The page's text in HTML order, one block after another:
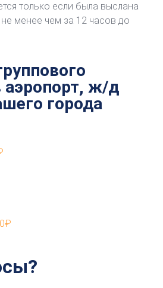
только если была выслана
менее чем за 12 часов до
аэропорт, ж/д
города